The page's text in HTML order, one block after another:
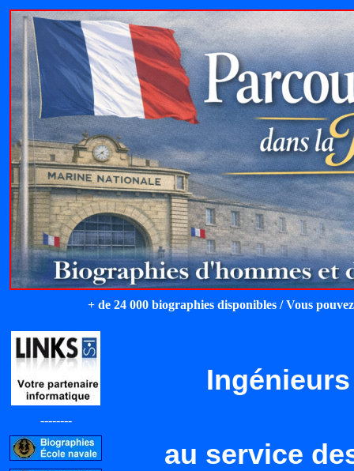
+ de 24 000 biographies disponibles / Vous
--------
au service